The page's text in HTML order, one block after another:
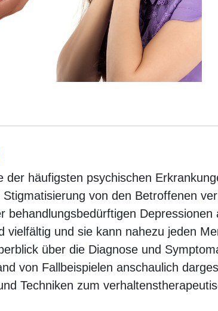
der häufigsten psychischen
von den Betroffenen
behandlungsbedürftigen
vielfältig und sie kann nahezu jeden
über die Diagnose und
von Fallbeispielen anschaulich
Techniken zum